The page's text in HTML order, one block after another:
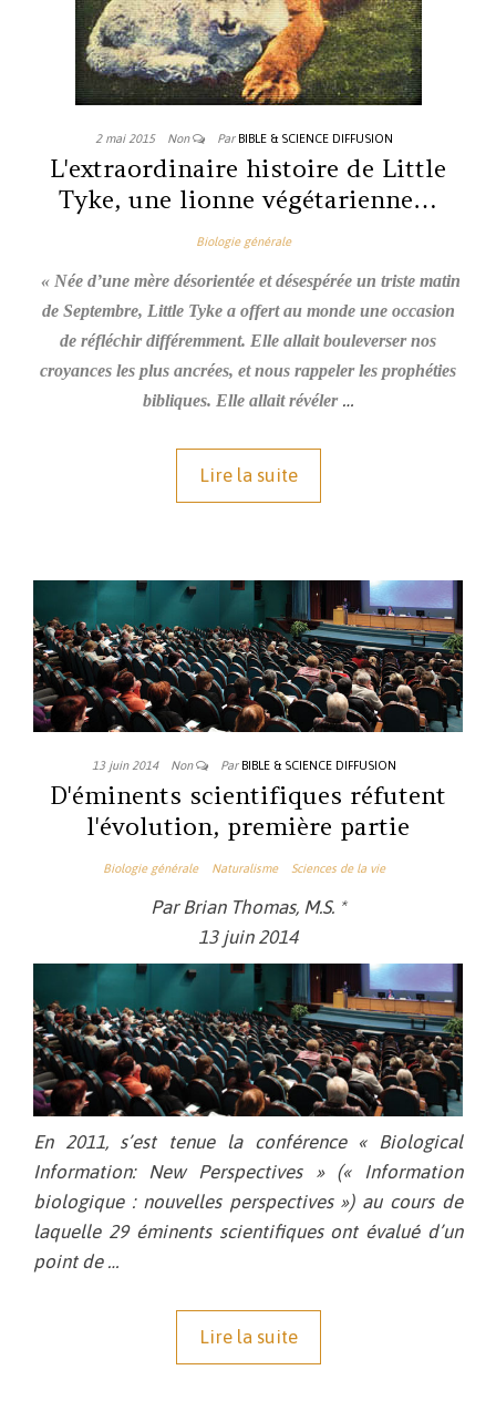
2 mai 2015 Non Par BIBLE & SCIENCE DIFFUSION
L'extraordinaire histoire de Little
Tyke, une lionne végétarienne…
Biologie générale
« Née d’une mère désorientée et désespérée un triste matin
de Septembre, Little Tyke a offert au monde une occasion
de réfléchir différemment. Elle allait bouleverser nos
croyances les plus ancrées, et nous rappeler les prophéties
bibliques. Elle allait révéler …
Lire la suite
13 juin 2014 Non Par BIBLE & SCIENCE DIFFUSION
D'éminents scientifiques réfutent
l'évolution, première partie
Biologie générale Naturalisme Sciences de la vie
Par Brian Thomas, M.S. *
13 juin 2014
En 2011, s’est tenue la conférence « Biological
Information: New Perspectives » (« Information
biologique : nouvelles perspectives ») au cours de
laquelle 29 éminents scientifiques ont évalué d’un
point de …
Lire la suite